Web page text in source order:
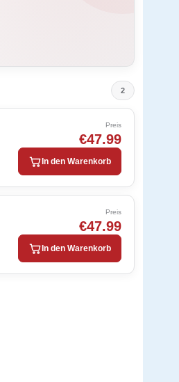
2
Preis
€47.99
In den Warenkorb
Preis
€47.99
In den Warenkorb